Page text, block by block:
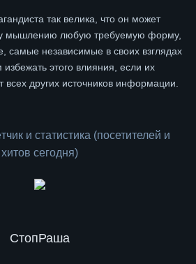
так велика, что он может
мышлению любую требуемую форму,
самые независимые в своих взглядах
этого влияния, если их
всех других источников информации.
СтопРаша